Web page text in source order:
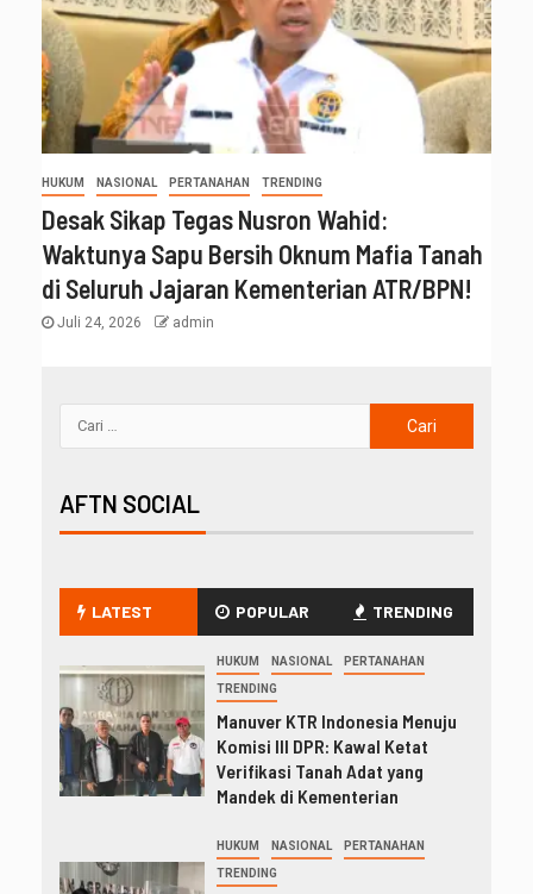
HUKUM NASIONAL PERTANAHAN TRENDING
Desak Sikap Tegas Nusron Wahid:
Waktunya Sapu Bersih Oknum Mafia Tanah
di Seluruh Jajaran Kementerian ATR/BPN!
Juli 24, 2026 admin
AFTN SOCIAL
LATEST POPULAR TRENDING
HUKUM NASIONAL PERTANAHAN
TRENDING
Manuver KTR Indonesia Menuju
Komisi III DPR: Kawal Ketat
Verifikasi Tanah Adat yang
Mandek di Kementerian
HUKUM NASIONAL PERTANAHAN
TRENDING